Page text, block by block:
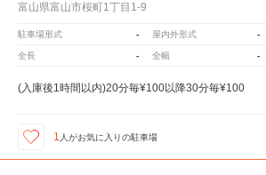
富山県富山市桜町1丁目1-9
駐車場形式 - 屋内外形式 -
全長 - 全幅 -
(入庫後1時間以内)20分毎¥100以降30分毎¥100
1 人がお気に入りの駐車場